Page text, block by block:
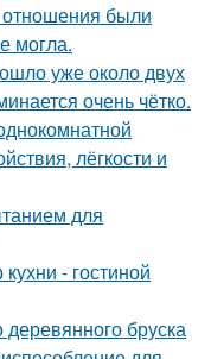
были
могла.
уже около двух
очень чётко.
лёгкости и
для
- гостиной
бруска